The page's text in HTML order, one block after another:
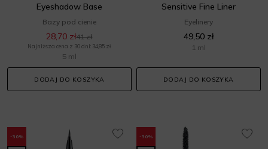
Eyeshadow Base
Bazy pod cienie
28,70 zł41 zł
Najniższa cena z 30 dni: 34,85 zł
5 ml
DODAJ DO KOSZYKA
Sensitive Fine Liner
Eyelinery
49,50 zł
1 ml
DODAJ DO KOSZYKA
-30% -30%